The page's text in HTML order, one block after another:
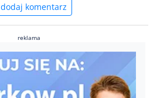
dodaj komentarz
reklama